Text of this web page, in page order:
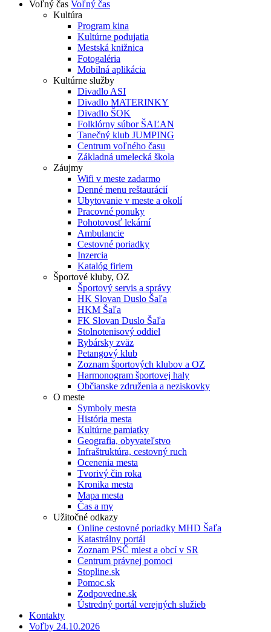
Voľný čas Voľný čas
Kultúra
Program kina
Kultúrne podujatia
Mestská knižnica
Fotogaléria
Mobilná aplikácia
Kultúrne služby
Divadlo ASI
Divadlo MATERINKY
Divadlo ŠOK
Folklórny súbor ŠAĽAN
Tanečný klub JUMPING
Centrum voľného času
Základná umelecká škola
Záujmy
Wifi v meste zadarmo
Denné menu reštaurácií
Ubytovanie v meste a okolí
Pracovné ponuky
Pohotovosť lekární
Ambulancie
Cestovné poriadky
Inzercia
Katalóg firiem
Športové kluby, OZ
Športový servis a správy
HK Slovan Duslo Šaľa
HKM Šaľa
FK Slovan Duslo Šaľa
Stolnotenisový oddiel
Rybársky zväz
Petangový klub
Zoznam športových klubov a OZ
Harmonogram športovej haly
Občianske združenia a neziskovky
O meste
Symboly mesta
História mesta
Kultúrne pamiatky
Geografia, obyvateľstvo
Infraštruktúra, cestovný ruch
Ocenenia mesta
Tvorivý čin roka
Kronika mesta
Mapa mesta
Čas a my
Užitočné odkazy
Online cestovné poriadky MHD Šaľa
Katastrálny portál
Zoznam PSČ miest a obcí v SR
Centrum právnej pomoci
Stopline.sk
Pomoc.sk
Zodpovedne.sk
Ústredný portál verejných služieb
Kontakty
Voľby 24.10.2026